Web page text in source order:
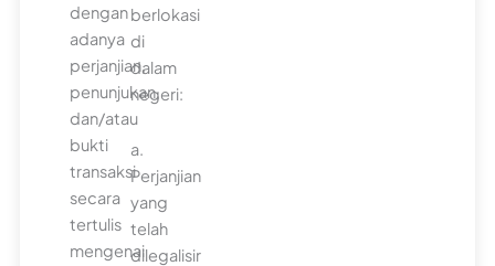
dengan
adanya
perjanjian,
penunjukan,
dan/atau
bukti
transaksi
secara
tertulis
mengenai
berlokasi
di
dalam
negeri:
a.
Perjanjian
yang
telah
dilegalisir